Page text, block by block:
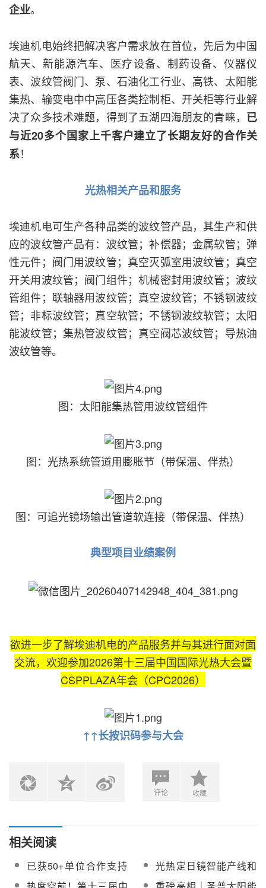
企业。
埃迪机电始终把解决客户需求放在首位，先后为中国
航天、新能源汽车、医疗设备、制药设备、仪器仪
表、波纹管阀门、泵、石油化工行业、高铁、太阳能
集热、输变电中中高压各类控制柜、开关柜等行业解
决了众多技术难题，得到了五湖四海朋友的青睐， 已
与近20多个国家上千客户建立了长期友好的合作关
系！
光热相关产品和服务
埃迪机电可生产各种品类的波纹管产品，其生产和供
应的波纹管产品有：波纹管；补偿器；金属软管；弹
性元件；阀门用波纹管；真空灭弧室用波纹管；真空
开关用波纹管；阀门组件；机械密封用波纹管；波纹
管组件；联轴器用波纹管；真空波纹管；不锈钢波纹
管；非标波纹管；真空软管；不锈钢波纹软管；太阳
能波纹管；集热管波纹管；真空阀芯波纹管；导热油
波纹管等。
图：太阳能集热管用波纹管组件
图：光热系统管道用膨胀节（带保温、伴热）
图：可追光镜场输出管道软连接（带保温、伴热）
典型项目业绩案例
欲进一步了解埃迪机电的产品服务并与其进行面对面
交流，欢迎参加2026第十三届中国国际光热大会暨
CSPPLAZA年会（CPC2026）
↑↑长按识码参与大会
评论 收藏
相关阅读
已获50+单位合作支持
【附名单】！速抢第十
光热定日镜智能产线和
清洗车生产商——京源